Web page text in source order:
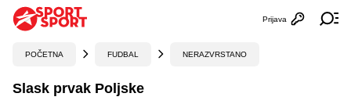
Otvori
Prijava
POČETNA FUDBAL NERAZVRSTANO
Slask prvak Poljske